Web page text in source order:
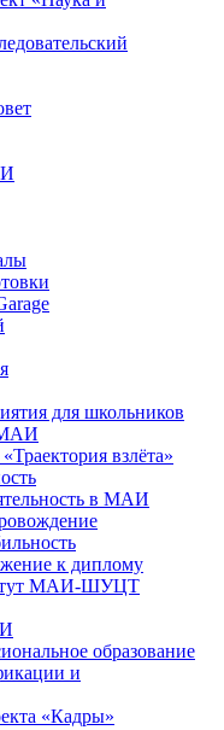
для школьников
МАИ
взлёта»
в МАИ
к диплому
МАИ-ШУЦТ
образование
и
«Кадры»